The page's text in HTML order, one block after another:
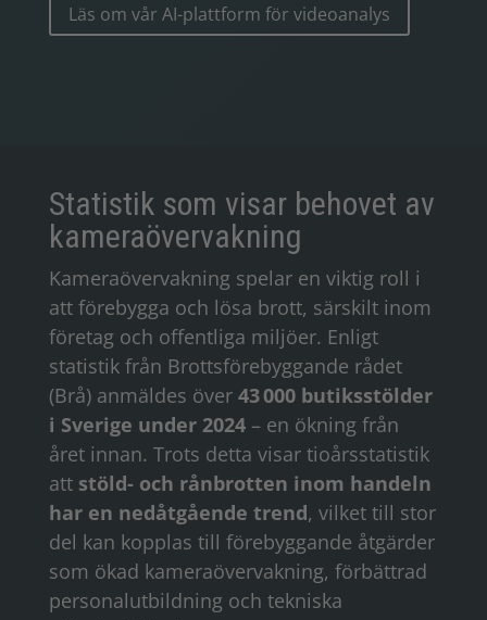
Läs om vår AI-plattform för videoanalys
Statistik som visar behovet av
kameraövervakning
Kameraövervakning spelar en viktig roll i
att förebygga och lösa brott, särskilt inom
företag och offentliga miljöer. Enligt
statistik från Brottsförebyggande rådet
(Brå) anmäldes över 43 000 butiksstölder
i Sverige under 2024– en ökning från
året innan. Trots detta visar tioårsstatistik
att stöld- och rånbrotten inom handeln
har en nedåtgående trend, vilket till stor
del kan kopplas till förebyggande åtgärder
som ökad kameraövervakning, förbättrad
personalutbildning och tekniska